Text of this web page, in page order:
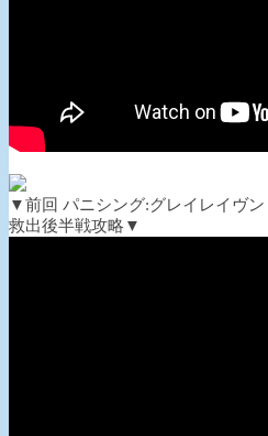
▼前回 パニシング:グレイレイヴ
救出後半戦攻略▼